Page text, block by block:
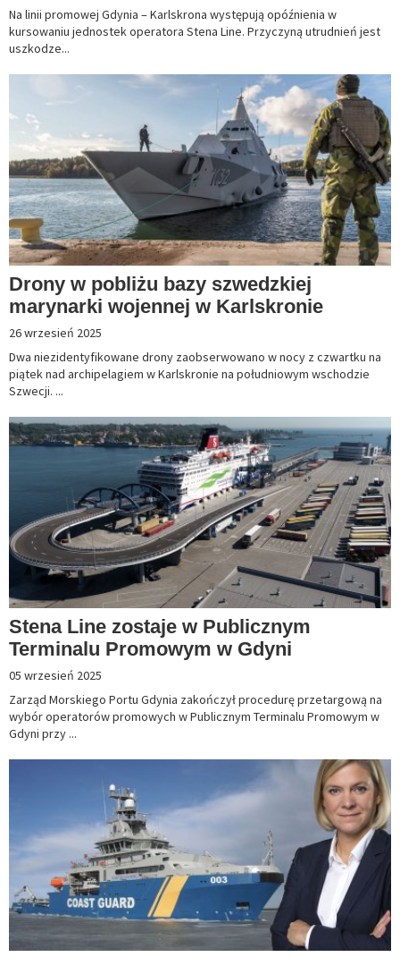
Na linii promowej Gdynia – Karlskrona występują opóźnienia w
kursowaniu jednostek operatora Stena Line. Przyczyną utrudnień jest
uszkodze...
Drony w pobliżu bazy szwedzkiej
marynarki wojennej w Karlskronie
26 wrzesień 2025
Dwa niezidentyfikowane drony zaobserwowano w nocy z czwartku na
piątek nad archipelagiem w Karlskronie na południowym wschodzie
Szwecji. ...
Stena Line zostaje w Publicznym
Terminalu Promowym w Gdyni
05 wrzesień 2025
Zarząd Morskiego Portu Gdynia zakończył procedurę przetargową na
wybór operatorów promowych w Publicznym Terminalu Promowym w
Gdyni przy ...